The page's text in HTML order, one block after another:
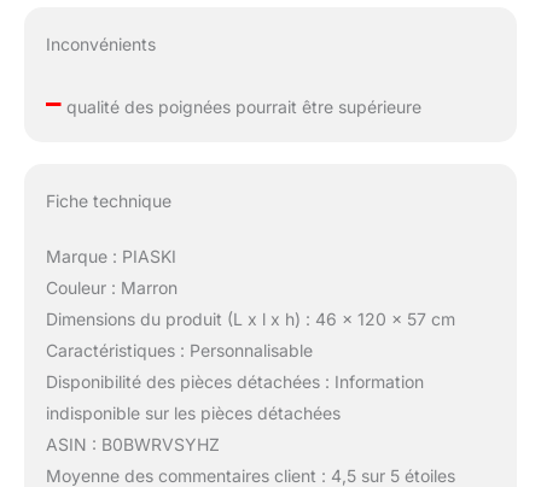
Inconvénients
–qualité des poignées pourrait être supérieure
Fiche technique
Marque : PIASKI
Couleur : Marron
Dimensions du produit (L x l x h) : 46 x 120 x 57 cm
Caractéristiques : Personnalisable
Disponibilité des pièces détachées : Information
indisponible sur les pièces détachées
ASIN : B0BWRVSYHZ
Moyenne des commentaires client : 4,5 sur 5 étoiles